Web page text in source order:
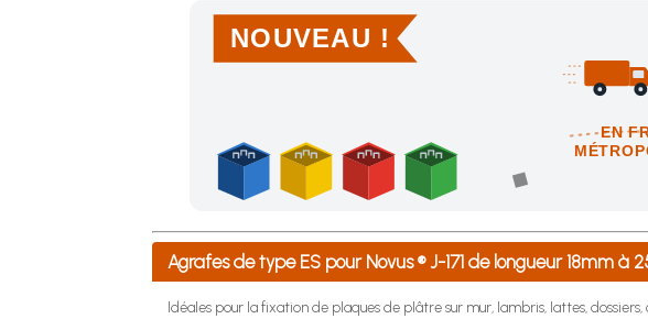
NOUVEAU !
EN
Achetez 4 sachets ou boîtes d'agrafes ou de pointes et nous
Agrafes de type ES pour Novus ® J-171 de longueur 18mm à
Idéales pour la fixation de plaques de plâtre sur mur, lambris, lattes, dossiers,